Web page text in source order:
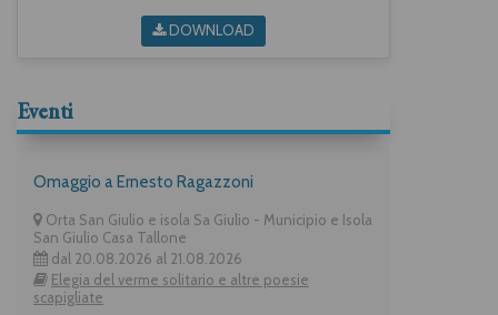
DOWNLOAD
Eventi
Omaggio a Ernesto Ragazzoni
Orta San Giulio e isola Sa Giulio - Municipio e Isola
San Giulio Casa Tallone
dal 20.08.2026 al 21.08.2026
Elegia del verme solitario e altre poesie
scapigliate